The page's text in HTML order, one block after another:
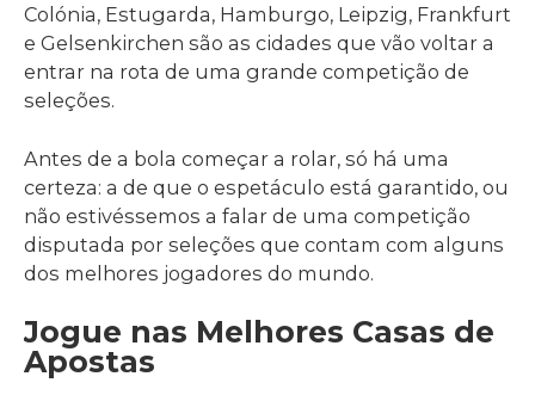
Colónia, Estugarda, Hamburgo, Leipzig, Frankfurt
e Gelsenkirchen são as cidades que vão voltar a
entrar na rota de uma grande competição de
seleções.
Antes de a bola começar a rolar, só há uma
certeza: a de que o espetáculo está garantido, ou
não estivéssemos a falar de uma competição
disputada por seleções que contam com alguns
dos melhores jogadores do mundo.
Jogue nas Melhores Casas de
Apostas